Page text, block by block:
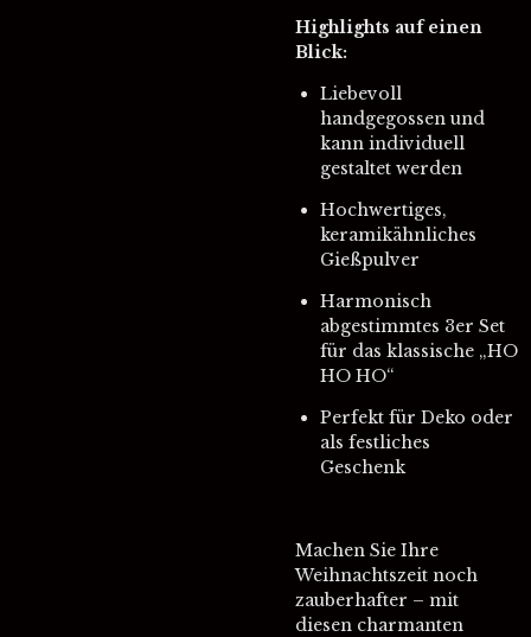
Highlights auf einen
Blick:
Liebevoll
handgegossen und
kann individuell
gestaltet werden
Hochwertiges,
keramikähnliches
Gießpulver
Harmonisch
abgestimmtes 3er Set
für das klassische „HO
HO HO“
Perfekt für Deko oder
als festliches
Geschenk
Machen Sie Ihre
Weihnachtszeit noch
zauberhafter – mit
diesen charmanten